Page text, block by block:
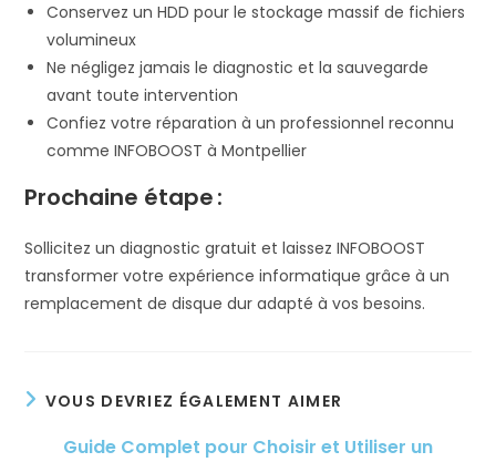
Conservez un HDD pour le stockage massif de fichiers
volumineux
Ne négligez jamais le diagnostic et la sauvegarde
avant toute intervention
Confiez votre réparation à un professionnel reconnu
comme INFOBOOST à Montpellier
Prochaine étape :
Sollicitez un diagnostic gratuit et laissez INFOBOOST
transformer votre expérience informatique grâce à un
remplacement de disque dur adapté à vos besoins.
VOUS DEVRIEZ ÉGALEMENT AIMER
Guide Complet pour Choisir et Utiliser un